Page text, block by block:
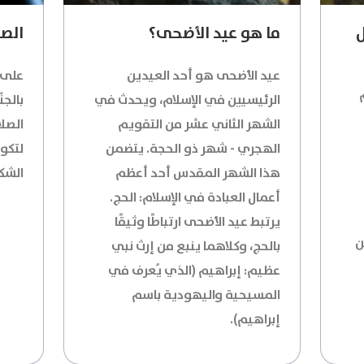
ما هو عيد الأضحى؟
عيد الأضحى هو أحد العيدين
الرئيسيين في الإسلام، ويحدث في
الشهر الثاني عشر من التقويم
الهجري - شهر ذو الحجة. يتضمن
هذا الشهر المقدس أحد أعظم
أعمال العبادة في الإسلام: الحج.
يرتبط عيد الأضحى ارتباطًا وثيقًا
بالحج، وكلاهما ينبع من إرث نبي
عظيم: إبراهيم (الذي يُعرف في
المسيحية واليهودية باسم
إبراهيم).